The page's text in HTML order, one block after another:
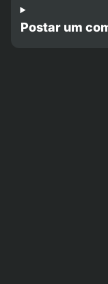
Postar um